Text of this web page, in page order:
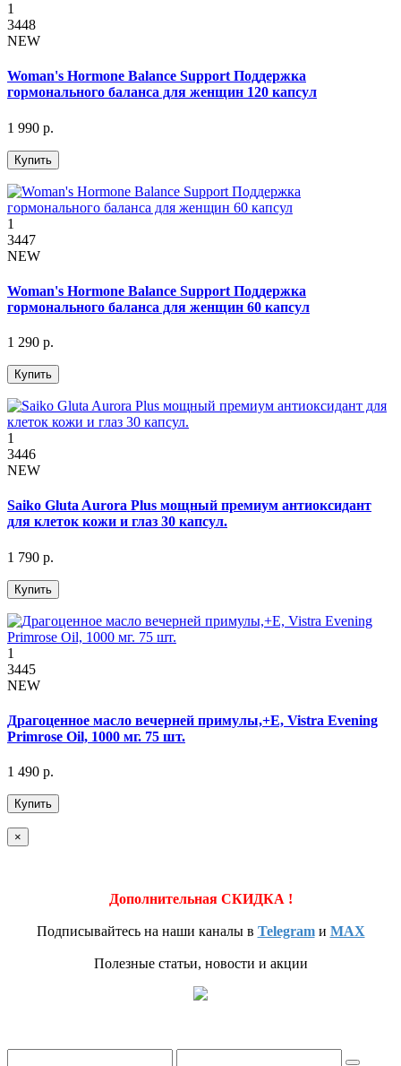
1
3448
NEW
Woman's Hormone Balance Support Поддержка
гормонального баланса для женщин 120 капсул
1 990 р.
Купить
1
3447
NEW
Woman's Hormone Balance Support Поддержка
гормонального баланса для женщин 60 капсул
1 290 р.
Купить
1
3446
NEW
Saiko Gluta Aurora Plus мощный премиум антиоксидант
для клеток кожи и глаз 30 капсул.
1 790 р.
Купить
1
3445
NEW
Драгоценное масло вечерней примулы,+Е, Vistra Evening
Primrose Oil, 1000 мг. 75 шт.
1 490 р.
Купить
×
Дополнительная СКИДКА !
Подписывайтесь на наши каналы в Telegramи MAX
Полезные статьи, новости и акции